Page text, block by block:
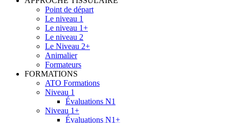
Point de départ
Le niveau 1
Le niveau 1+
Le niveau 2
Le Niveau 2+
Animalier
Formateurs
FORMATIONS
ATO Formations
Niveau 1
Évaluations N1
Niveau 1+
Évaluations N1+